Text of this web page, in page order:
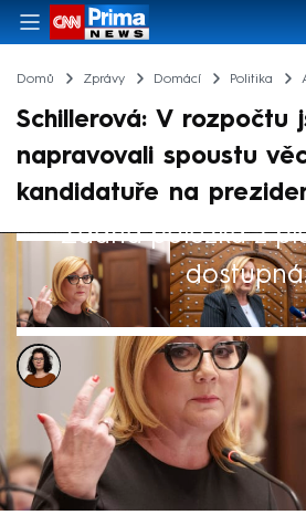
Domů Zprávy Domácí Politika
Schillerová: V rozpočtu
napravovali spoustu
kandidatuře na
Žádná položka z
Dominika Fuchsová
26. led 2026, 22:12
V rozpočtu jsme
Ve vysílání CNN Prima
ministryně financí Alena